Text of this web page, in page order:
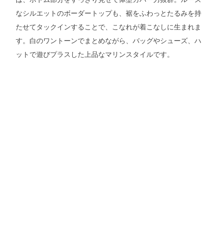
なシルエットのボーダートップも、裾をふわっとたるみを持
たせてタックインすることで、こなれが着こなしに生まれま
す。白のワントーンでまとめながら、バッグやシューズ、ハ
ットで遊びプラスした上品なマリンスタイルです。